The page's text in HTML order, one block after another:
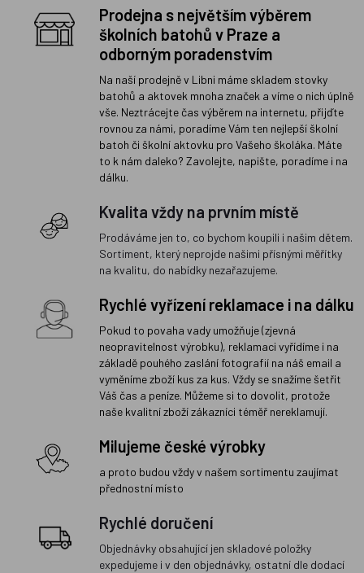
Prodejna s největším výběrem
školních batohů v Praze a
odborným poradenstvím
Na naší prodejně v Libni máme skladem stovky
batohů a aktovek mnoha značek a víme o nich úplně
vše. Neztrácejte čas výběrem na internetu, přijďte
rovnou za námi, poradíme Vám ten nejlepší školní
batoh či školní aktovku pro Vašeho školáka. Máte
to k nám daleko? Zavolejte, napište, poradíme i na
dálku.
Kvalita vždy na prvním místě
Prodáváme jen to, co bychom koupili i našim dětem.
Sortiment, který neprojde našimi přísnými měřítky
na kvalitu, do nabídky nezařazujeme.
Rychlé vyřízení reklamace i na dálku
Pokud to povaha vady umožňuje (zjevná
neopravitelnost výrobku), reklamaci vyřídíme i na
základě pouhého zaslání fotografií na náš email a
vyměníme zboží kus za kus. Vždy se snažíme šetřit
Váš čas a peníze. Můžeme si to dovolit, protože
naše kvalitní zboží zákazníci téměř nereklamují.
Milujeme české výrobky
a proto budou vždy v našem sortimentu zaujímat
přednostní místo
Rychlé doručení
Objednávky obsahující jen skladové položky
expedujeme i v den objednávky, ostatní dle dodací